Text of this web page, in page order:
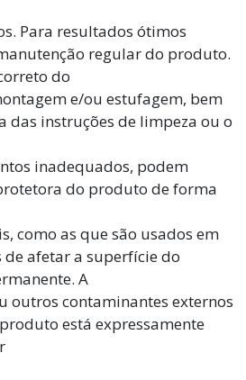
Para resultados ótimos
regular do produto.
do
e/ou estufagem, bem
das instruções de limpeza ou o
inadequados, podem
do produto de forma
como as que são usados em
de afetar a superfície do
A
outros contaminantes externos
está expressamente